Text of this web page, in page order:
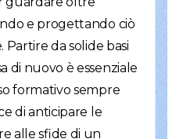
e progettando ciò
Partire da solide basi
di nuovo è essenziale
formativo sempre
di anticipare le
alle sfide di un